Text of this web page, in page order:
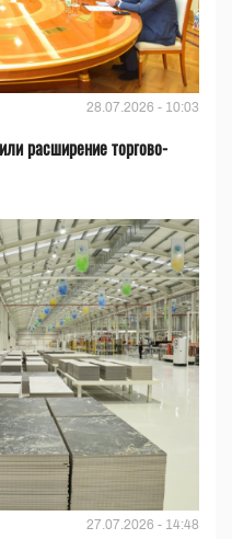
28.07.2026 - 10:03
расширение торгово-
27.07.2026 - 14:48